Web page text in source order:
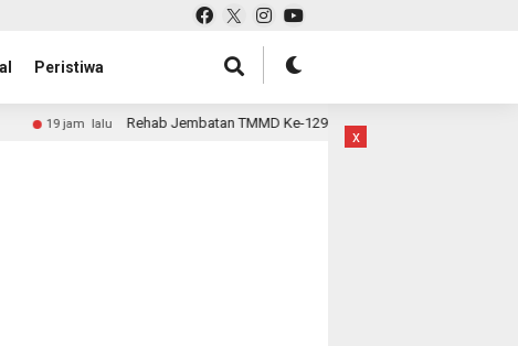
Peristiwa
Jembatan TMMD Ke-129 Kodim 1807/Sorsel Hampir Rampung, Perkuat
x